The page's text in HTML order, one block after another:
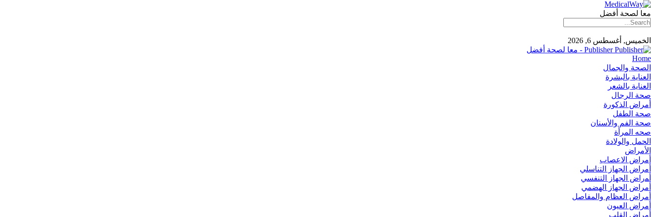
معا لصحة أفضل
الخميس, أغسطس 6, 2026
Publisher - معا لصحة أفضل
Home
الصحة والجمال
العناية بالبشرة
العناية بالشعر
صحة الرجال
أمراض الذكورة
صحة الطفل
صحة الفم والأسنان
صحه المرأة
الحمل والولادة
الأمراض
أمراض الاعصاب
أمراض الجهاز التناسلي
أﻤراض اﻟﺠﻬﺎز اﻟﺘﻨﻔﺴﻲ
أمراض الجهاز الهضمي
أمراض العظام والمفاصل
أمراض العيون
أمراض القلب